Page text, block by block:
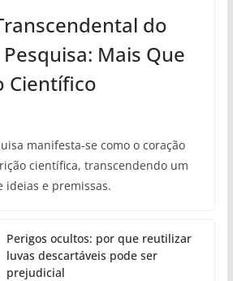
do
Mais Que
Científico
manifesta-se como o coração
científica, transcendendo um
ideias e premissas.
Perigos ocultos: por que reutilizar
luvas descartáveis pode ser
prejudicial